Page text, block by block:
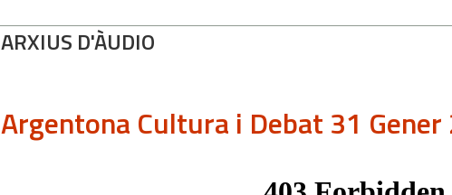
ARXIUS D'ÀUDIO
Argentona Cultura i Debat 31